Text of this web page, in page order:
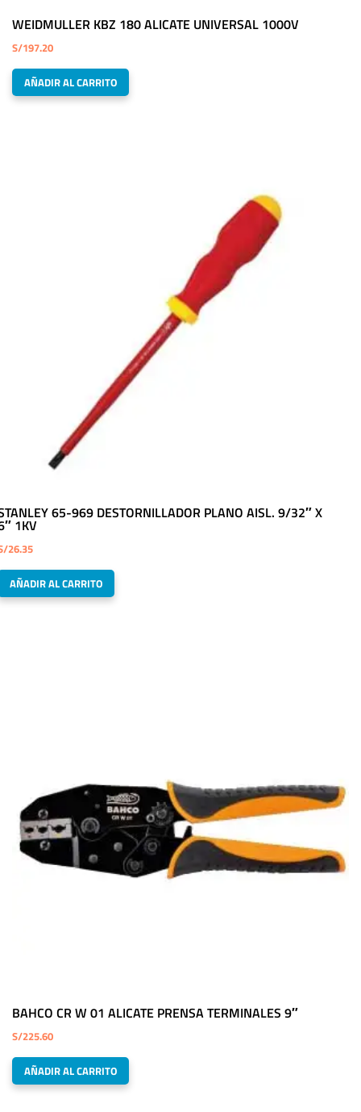
WEIDMULLER KBZ 180 ALICATE UNIVERSAL 1000V
S/197.20
AÑADIR AL CARRITO
65-969 DESTORNILLADOR PLANO AISL. 9/32″ X
1KV
26.35
AÑADIR AL CARRITO
BAHCO CR W 01 ALICATE PRENSA TERMINALES 9″
S/225.60
AÑADIR AL CARRITO